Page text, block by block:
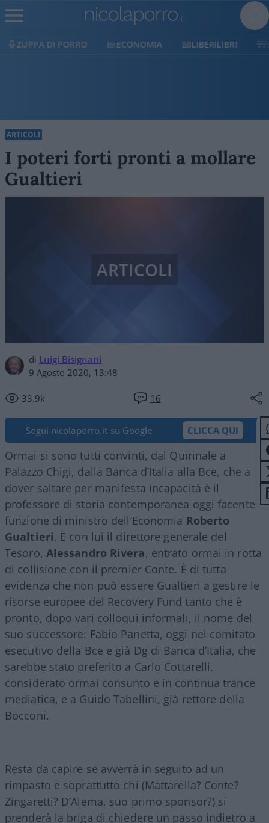
ECONOMIA LIBERILIBRI SHOP SOSTIENICI
ARTICOLI
I poteri forti pronti a mollare
Gualtieri
di Luigi Bisignani
9 Agosto 2020, 13:48
33.9k 16
ARTICOLI
Segui nicolaporro.it su Google CLICCA QUI
Ormai si sono tutti convinti, dal Quirinale a
Palazzo Chigi, dalla Banca d’Italia alla Bce, che a
dover saltare per manifesta incapacità è il
professore di storia contemporanea oggi facente
funzione di ministro dell’Economia Roberto
Gualtieri. E con lui il direttore generale del
Tesoro, Alessandro Rivera, entrato ormai in rotta
di collisione con il premier Conte. È di tutta
evidenza che non può essere Gualtieri a gestire le
risorse europee del Recovery Fund tanto che è
pronto, dopo vari colloqui informali, il nome del
suo successore: Fabio Panetta, oggi nel comitato
esecutivo della Bce e già Dg di Banca d’Italia, che
sarebbe stato preferito a Carlo Cottarelli,
considerato ormai consunto e in continua trance
mediatica, e a Guido Tabellini, già rettore della
Bocconi.
Resta da capire se avverrà in seguito ad un
rimpasto e soprattutto chi (Mattarella? Conte?
Zingaretti? D’Alema, suo primo sponsor?) si
prenderà la briga di chiedere un passo indietro a